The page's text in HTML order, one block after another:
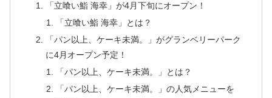
「立喰い鮨 海幸」が4月下旬にオープン！
「立喰い鮨 海幸」とは？
「パン以上、ケーキ未満。」がグランベリーパーク
に4月オープン予定！
「パン以上、ケーキ未満。」とは？
「パン以上、ケーキ未満。」の人気メニューを